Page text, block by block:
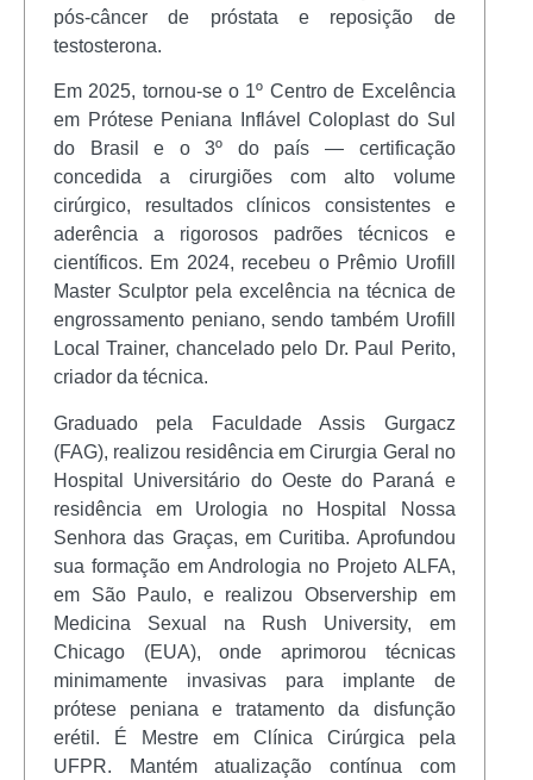
pós-câncer de próstata e reposição de
testosterona.
Em 2025, tornou-se o 1º Centro de Excelência
em Prótese Peniana Inflável Coloplast do Sul
do Brasil e o 3º do país — certificação
concedida a cirurgiões com alto volume
cirúrgico, resultados clínicos consistentes e
aderência a rigorosos padrões técnicos e
científicos. Em 2024, recebeu o Prêmio Urofill
Master Sculptor pela excelência na técnica de
engrossamento peniano, sendo também Urofill
Local Trainer, chancelado pelo Dr. Paul Perito,
criador da técnica.
Graduado pela Faculdade Assis Gurgacz
(FAG), realizou residência em Cirurgia Geral no
Hospital Universitário do Oeste do Paraná e
residência em Urologia no Hospital Nossa
Senhora das Graças, em Curitiba. Aprofundou
sua formação em Andrologia no Projeto ALFA,
em São Paulo, e realizou Observership em
Medicina Sexual na Rush University, em
Chicago (EUA), onde aprimorou técnicas
minimamente invasivas para implante de
prótese peniana e tratamento da disfunção
erétil. É Mestre em Clínica Cirúrgica pela
UFPR. Mantém atualização contínua com